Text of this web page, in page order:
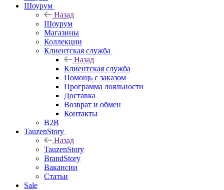
Шоурум
Назад
Шоурум
Магазины
Коллекции
Клиентская служба
Назад
Клиентская служба
Помощь с заказом
Программа лояльности
Доставка
Возврат и обмен
Контакты
B2B
TauzenStory
Назад
TauzenStory
BrandStory
Вакансии
Статьи
Sale